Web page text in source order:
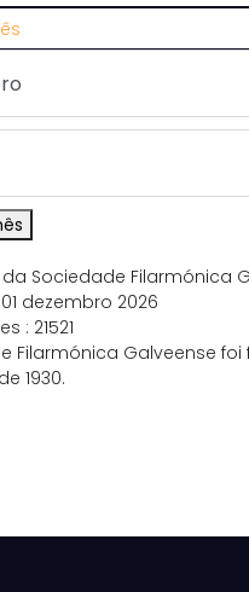
Sociedade Filarmónica
dezembro 2026
: 21521
Filarmónica Galveense foi
1930.